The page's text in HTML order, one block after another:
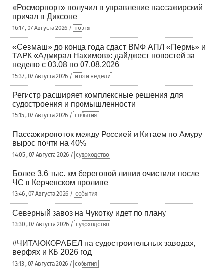
«Росморпорт» получил в управление пассажирский
причал в Диксоне
16:17 , 07 Августа 2026 / порты
«Севмаш» до конца года сдаст ВМФ АПЛ «Пермь» и
ТАРК «Адмирал Нахимов»: дайджест новостей за
неделю с 03.08 по 07.08.2026
15:37 , 07 Августа 2026 / итоги недели
Регистр расширяет комплексные решения для
судостроения и промышленности
15:15 , 07 Августа 2026 / события
Пассажиропоток между Россией и Китаем по Амуру
вырос почти на 40%
14:05 , 07 Августа 2026 / судоходство
Более 3,6 тыс. км береговой линии очистили после
ЧС в Керченском проливе
13:46 , 07 Августа 2026 / события
Северный завоз на Чукотку идет по плану
13:30 , 07 Августа 2026 / судоходство
#ЧИТАЮКОРАБЕЛ на судостроительных заводах,
верфях и КБ 2026 год
13:13 , 07 Августа 2026 / события